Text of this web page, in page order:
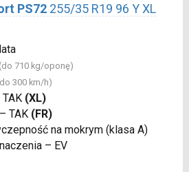
PS72 255/35 R19 96 Y XL
(do 710 kg/oponę)
300 km/h)
(XL)
TAK (FR)
na mokrym (klasa A)
– EV